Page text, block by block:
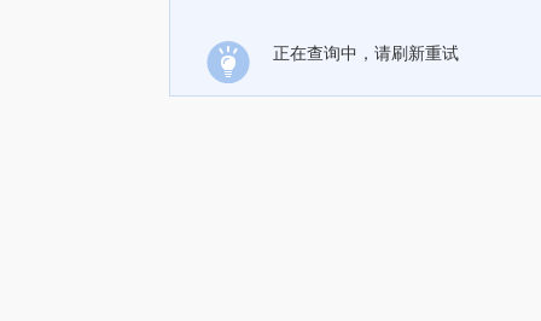
正在查询中，请刷新重试